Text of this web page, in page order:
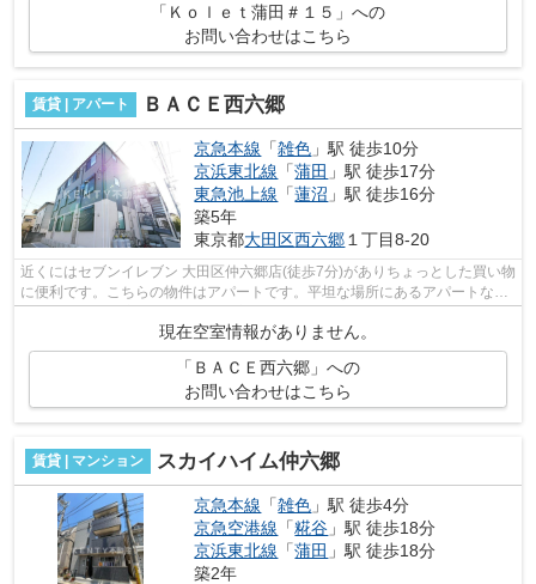
「Ｋｏｌｅｔ蒲田＃１５」への
お問い合わせはこちら
賃貸 | アパート ＢＡＣＥ西六郷
京急本線 「雑色 」駅 徒歩10分
京浜東北線 「蒲田 」駅 徒歩17分
東急池上線 「蓮沼 」駅 徒歩16分
築5年
東京都大田区西六郷 １丁目8-20
近くにはセブンイレブン 大田区仲六郷店(徒歩7分)がありちょっとした買い物
に便利です。こちらの物件はアパートです。平坦な場所にあるアパートなら
現在空室情報がありません。
「ＢＡＣＥ西六郷」への
お問い合わせはこちら
賃貸 | マンション スカイハイム仲六郷
京急本線 「雑色 」駅 徒歩4分
京急空港線 「糀谷 」駅 徒歩18分
京浜東北線 「蒲田 」駅 徒歩18分
築2年